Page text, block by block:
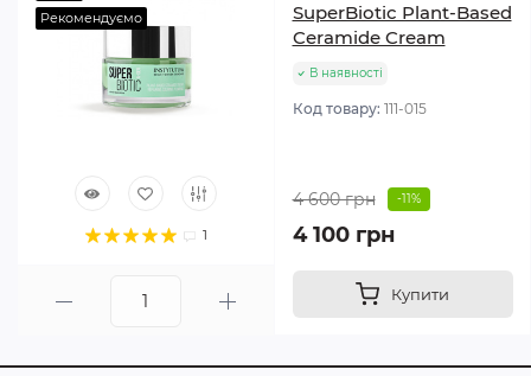
Рекомендуємо
1
SuperBiotic Plant-Based
Ceramide Cream
В наявності
Код товару: 111-015
4 600 грн -11%
4 100 грн
Купити